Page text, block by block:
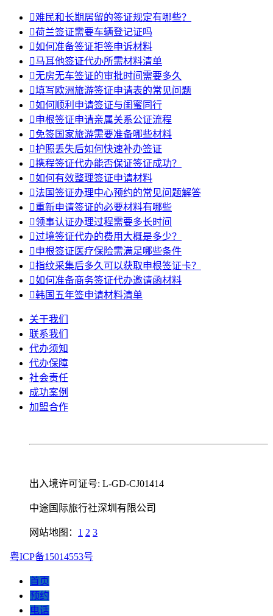
难民和长期居留的签证规定有哪些？
荷兰签证需要车辆登记证吗
如何准备签证拒签申诉材料
马耳他签证代办所需材料清单
无房无车签证的审批时间需要多久
填写欧洲旅游签证申请表的常见问题
如何顺利申请签证与闺蜜同行
申根签证申请亲属关系公证流程
免签国家旅游需要准备哪些材料
护照丢失后如何快速补办签证
携程签证代办能否保证签证成功？
如何有效整理签证申请材料
法国签证办理中心预约的常见问题解答
重新申请签证的必要材料有哪些
领事认证办理过程需要多长时间
过境签证代办的费用大概是多少？
申根签证医疗保险需满足哪些条件
指纹采集后多久可以获取申根签证卡？
如何准备商务签证代办邀请函材料
韩国五年签申请材料清单
关于我们
联系我们
代办须知
代办保障
社会责任
成功案例
加盟合作
出入境许可证号: L-GD-CJ01414
中途国际旅行社深圳有限公司
网站地图： 1 2 3
粤ICP备15014553号
首页
预约
电话